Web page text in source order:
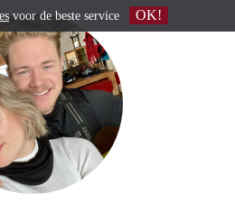
voor de beste service OK!